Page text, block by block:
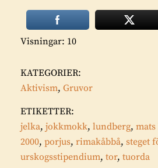
Visningar: 10
KATEGORIER:
Aktivism, Gruvor
ETIKETTER:
jelka, jokkmokk, lundberg,
2000, porjus, rimakåbbå, steget
urskogsstipendium, tor, tuorda